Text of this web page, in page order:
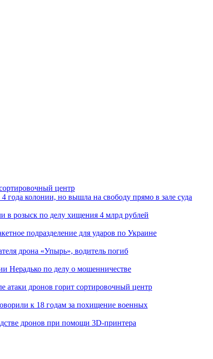
центр
года колонии, но вышла на свободу прямо в зале суда
в розыск по делу хищения 4 млрд рублей
подразделение для ударов по Украине
дрона «Упырь», водитель погиб
Нерадько по делу о мошенничестве
атаки дронов горит сортировочный центр
к 18 годам за похищение военных
дронов при помощи 3D‑принтера